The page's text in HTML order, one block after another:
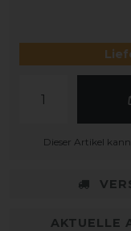
Dieser Artikel
AKTUELLE